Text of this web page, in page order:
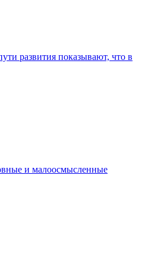
развития показывают, что в
и малоосмысленные